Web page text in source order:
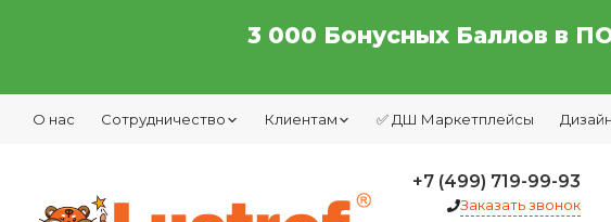
3 000 Бонусных Баллов в
О нас Сотрудничество Клиентам ✅ ДШ Маркетплейсы
+7 (499) 719-99-93
Заказать звонок